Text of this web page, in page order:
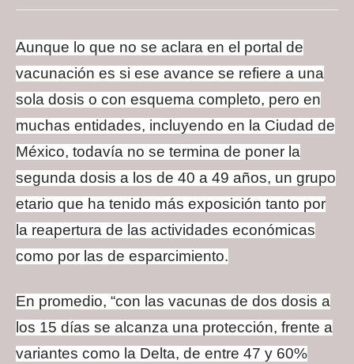
Aunque lo que no se aclara en el portal de
vacunación es si ese avance se refiere a una
sola dosis o con esquema completo, pero en
muchas entidades, incluyendo en la Ciudad de
México, todavía no se termina de poner la
segunda dosis a los de 40 a 49 años, un grupo
etario que ha tenido más exposición tanto por
la reapertura de las actividades económicas
como por las de esparcimiento.
En promedio, “con las vacunas de dos dosis a
los 15 días se alcanza una protección, frente a
variantes como la Delta, de entre 47 y 60%